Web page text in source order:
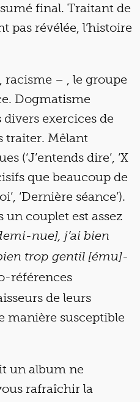
final. Traitant de
pas révélée, l’histoire
racisme – , le groupe
Dogmatisme
exercices de
traiter. Mêlant
(‘J’entends dire’, ‘X
que beaucoup de
‘Dernière séance’).
couplet est assez
nue], j’ai bien
trop gentil [ému]-
références
de leurs
manière susceptible
un album ne
rafraîchir la